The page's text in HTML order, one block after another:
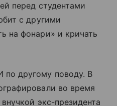
перед студентами
с другими
на фонари» и кричать
другому поводу. В
во время
экс-президента